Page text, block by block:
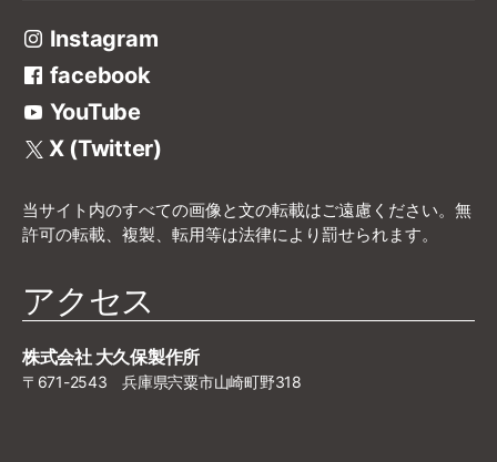
Instagram
facebook
YouTube
X (Twitter)
当サイト内のすべての画像と文の転載はご遠慮ください。無
許可の転載、複製、転用等は法律により罰せられます。
アクセス
株式会社 大久保製作所
〒671-2543 兵庫県宍粟市山崎町野318